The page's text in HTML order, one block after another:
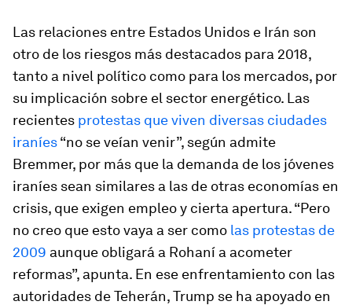
Las relaciones entre Estados Unidos e Irán son
otro de los riesgos más destacados para 2018,
tanto a nivel político como para los mercados, por
su implicación sobre el sector energético. Las
recientes protestas que viven diversas ciudades
iraníes“no se veían venir”, según admite
Bremmer, por más que la demanda de los jóvenes
iraníes sean similares a las de otras economías en
crisis, que exigen empleo y cierta apertura. “Pero
no creo que esto vaya a ser como las protestas de
2009 aunque obligará a Rohaní a acometer
reformas”, apunta. En ese enfrentamiento con las
autoridades de Teherán, Trump se ha apoyado en